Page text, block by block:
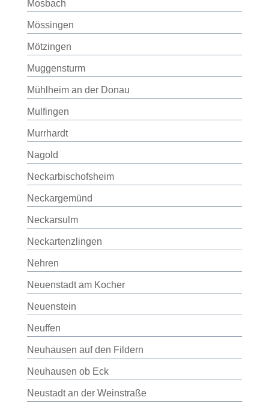
Mosbach
Mössingen
Mötzingen
Muggensturm
Mühlheim an der Donau
Mulfingen
Murrhardt
Nagold
Neckarbischofsheim
Neckargemünd
Neckarsulm
Neckartenzlingen
Nehren
Neuenstadt am Kocher
Neuenstein
Neuffen
Neuhausen auf den Fildern
Neuhausen ob Eck
Neustadt an der Weinstraße